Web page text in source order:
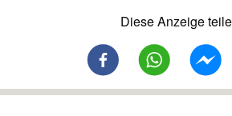
Diese Anzeige